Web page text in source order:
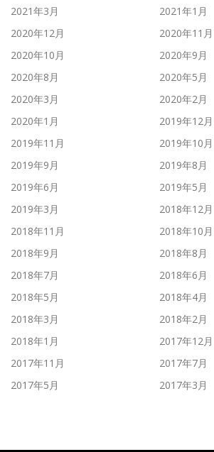
2021年3月
2021年1月
2020年12月
2020年11月
2020年10月
2020年9月
2020年8月
2020年5月
2020年3月
2020年2月
2020年1月
2019年12月
2019年11月
2019年10月
2019年9月
2019年8月
2019年6月
2019年5月
2019年3月
2018年12月
2018年11月
2018年10月
2018年9月
2018年8月
2018年7月
2018年6月
2018年5月
2018年4月
2018年3月
2018年2月
2018年1月
2017年12月
2017年11月
2017年7月
2017年5月
2017年3月